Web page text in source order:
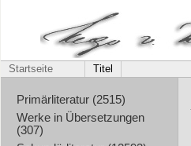
Startseite Titel
Primärliteratur (2515)
Werke in Übersetzungen
(307)